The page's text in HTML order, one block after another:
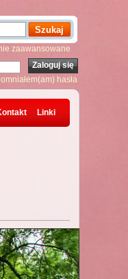
zaawansowane
hasła
Linki